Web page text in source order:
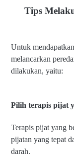
Tips
Untuk
melancarkan
dilakukan, yaitu:
Pilih terapis pijat
Terapis pijat yang
pijatan yang tepat
darah.